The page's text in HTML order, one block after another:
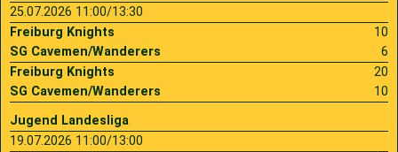
25.07.2026 11:00/13:30
Freiburg Knights
10
SG Cavemen/Wanderers
6
Freiburg Knights
20
SG Cavemen/Wanderers
10
Jugend Landesliga
19.07.2026 11:00/13:00